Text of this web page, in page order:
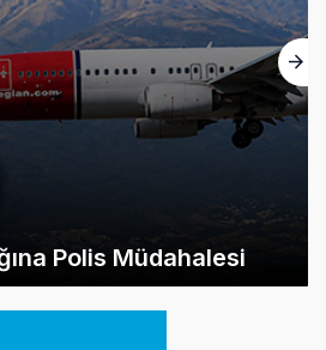
Polis Müdahalesi